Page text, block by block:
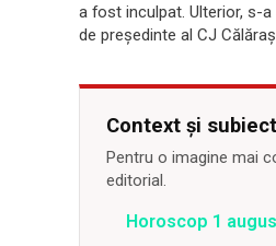
a fost inculpat. Ulterior, s-
de președinte al CJ
Context și
Pentru o imagine mai
editorial.
Horoscop 1